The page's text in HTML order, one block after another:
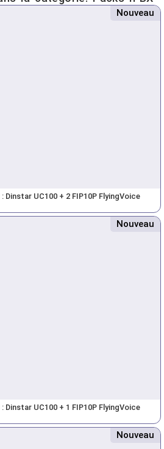
Nouveau
Dinstar UC100 + 2 FIP10P FlyingVoice
Nouveau
Dinstar UC100 + 1 FIP10P FlyingVoice
Nouveau